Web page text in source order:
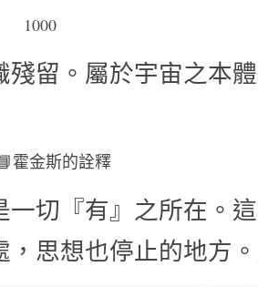
1000
留。屬於宇宙之本
霍金斯的詮釋
一切『有』之所在。
，思想也停止的地方。